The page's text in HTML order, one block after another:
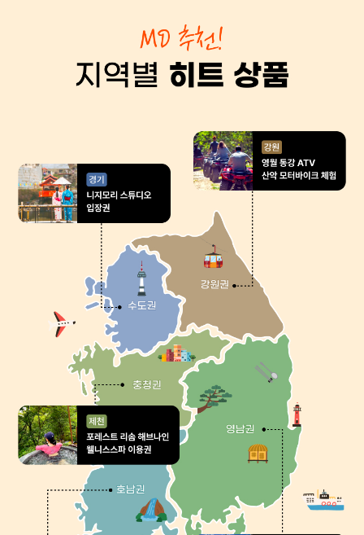
도움이 필요하신가요?
공지사항
자주 묻는 질문 BEST